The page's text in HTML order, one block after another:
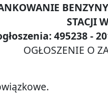
STACJI
495238 -
OGŁOSZENIE O